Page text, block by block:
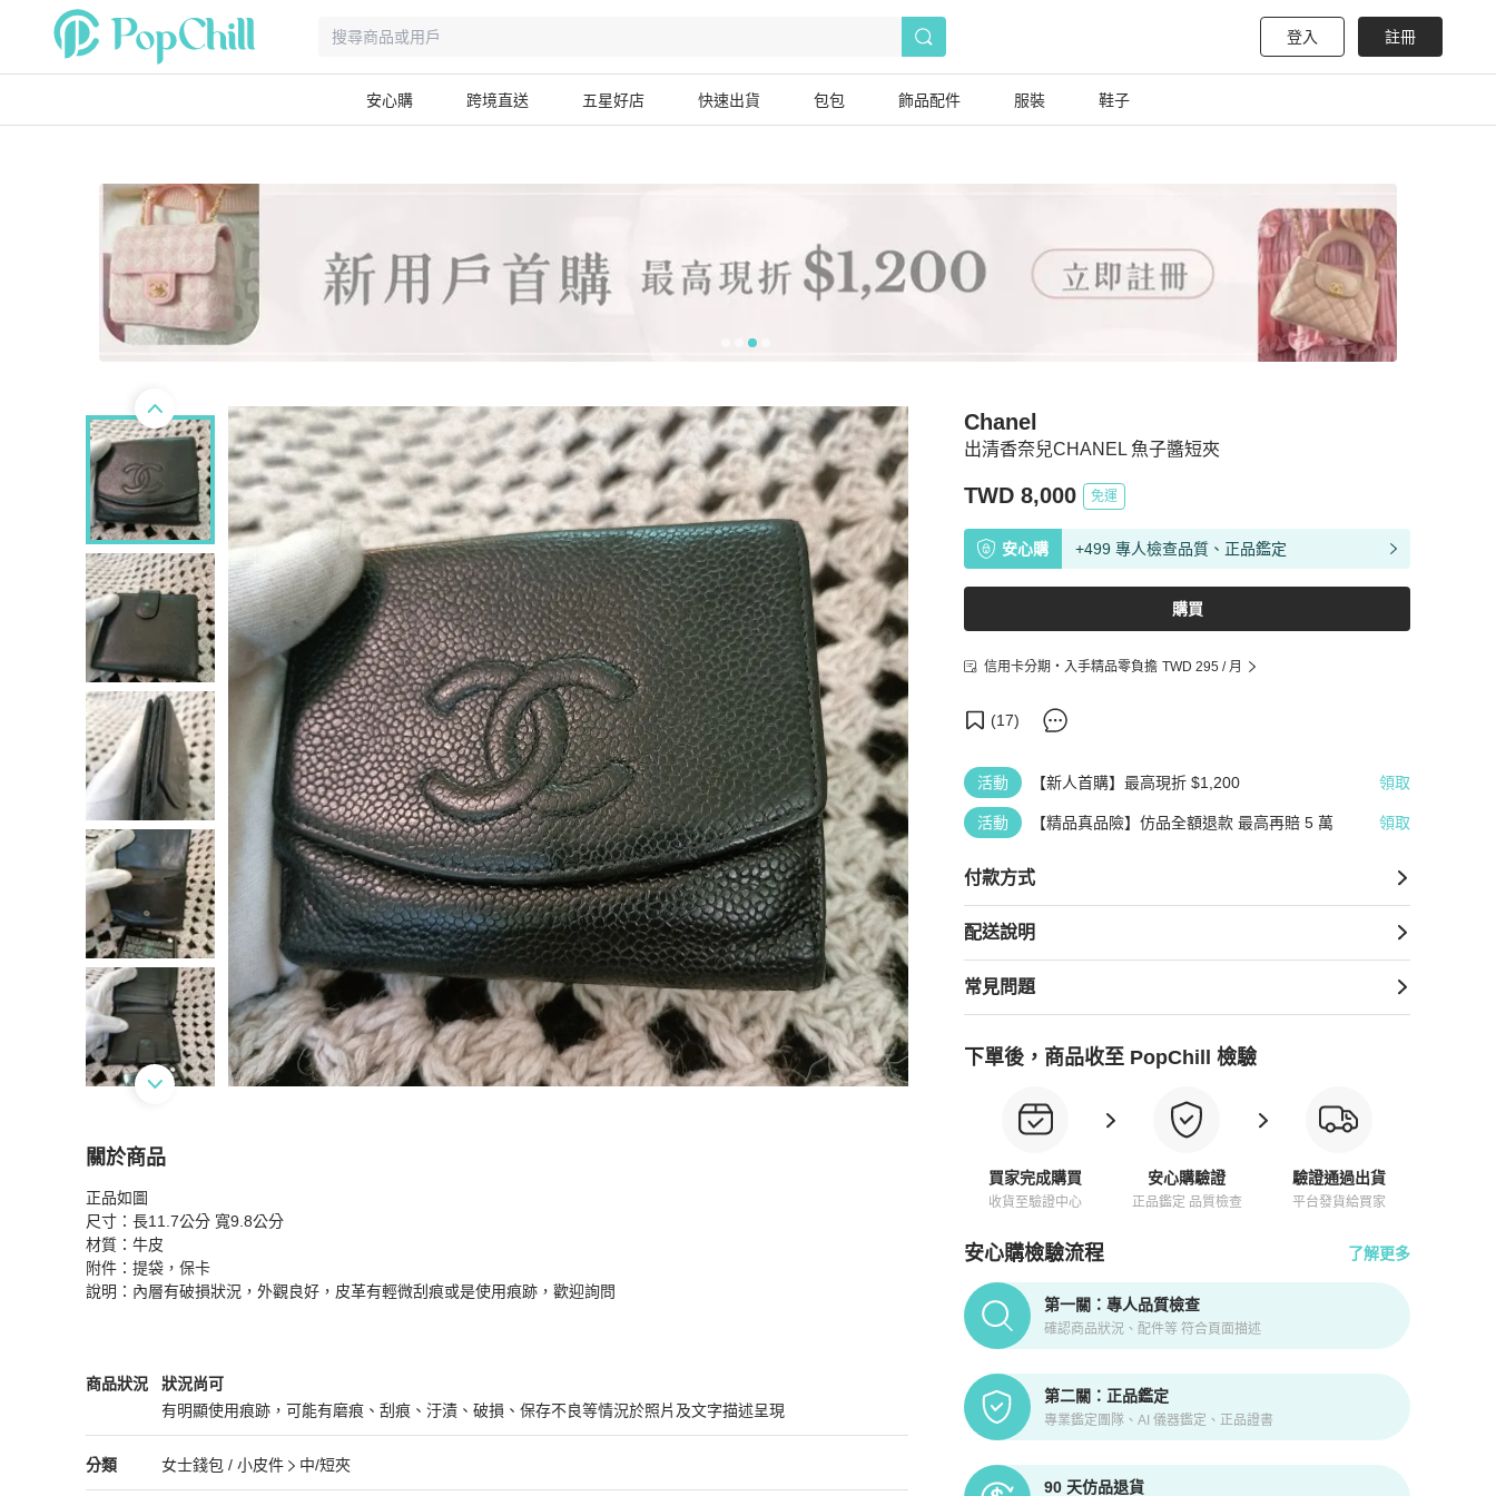
登入 註冊
安心購 跨境直送 五星好店 快速出貨 包包 飾品配件 服裝 鞋子
出清香奈兒CHANEL 魚子醬短夾
Chanel
TWD 8,000 免運
安心購 +499 專人檢查品質、正品鑑定
購買
信用卡分期・入手精品零負擔 TWD 295 / 月
(17)
活動 【新人首購】最高現折 $1,200 領取
活動 【精品真品險】仿品全額退款 最高再賠 5 萬 領取
付款方式
配送說明
常見問題
下單後，商品收至 PopChill 檢驗
買家完成購買
收貨至驗證中心
安心購驗證
正品鑑定 品質檢查
驗證通過出貨
平台發貨給買家
安心購檢驗流程 了解更多
PopChill拍拍圈正品驗證、安心購檢驗流程介紹
第一關：專人品質檢查
確認商品狀況、配件等 符合頁面描述
第二關：正品鑑定
專業鑑定團隊、AI 儀器鑑定、正品證書
90 天仿品退貨
關於商品
關於出清香奈兒CHANEL 魚子醬短夾
正品如圖
尺寸：長11.7公分 寬9.8公分
材質：牛皮
附件：提袋，保卡
說明：內層有破損狀況，外觀良好，皮革有輕微刮痕或是使用痕跡，歡迎詢問
商品狀況
Chanel女士錢包 / 小皮件
狀況尚可
有明顯使用痕跡，可能有磨痕、刮痕、汙漬、破損、保存不良等情況於照片及文字描述呈現
狀況尚可
分類
Chanel 女士錢包 / 小皮件分類資訊
女士錢包 / 小皮件
中/短夾
女士錢包 / 小皮件/中/短夾推薦